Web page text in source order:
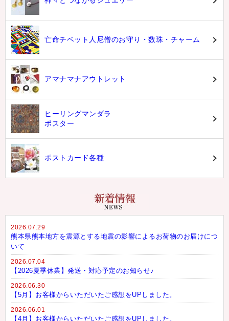
亡命チベット人尼僧のお守り・数珠・チャーム
アマナマナアウトレット
ヒーリングマンダラ
ポスター
ポストカード各種
2026.07.29
熊本県熊本地方を震源とする地震の影響によるお荷物のお届けにつ
いて
2026.07.04
【2026夏季休業】発送・対応予定のお知らせ♪
2026.06.30
【5月】お客様からいただいたご感想をUPしました。
2026.06.01
【4月】お客様からいただいたご感想をUPしました。